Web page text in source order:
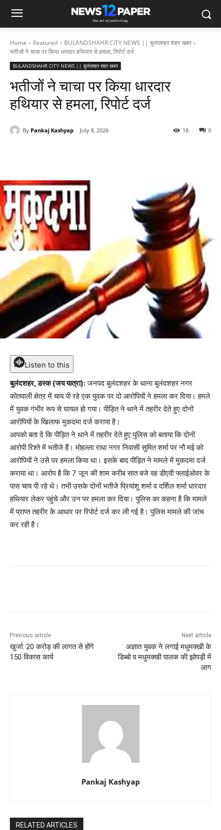
Home Featured
BULANDSHAHR CITY NEWS || बुलंदशहर शहर खबर
भतीजों ने चाचा पर किया धारदार हथियार से हमला, रिपोर्ट दर्ज
BULANDSHAHR CITY NEWS || बुलंदशहर शहर खबर
भतीजों ने चाचा पर किया धारदार
हथियार से हमला, रिपोर्ट दर्ज
By Pankaj Kashyap July 8, 2026 0
18
Listen to this
बुलंदशहर, डस्क (जय यात्रा):जनपद बुलंदशहर के थाना बुलंदशहर नगर
कोतवाली क्षेत्र में चाय पी रहे एक युवक पर दो आरोपियों ने हमला कर दिया। हमले
में युवक गंभीर रूप से घायल हो गया। पीड़ित ने थाने में तहरीर देते हुए दोनों
आरोपियों के खिलाफ मुकदमा दर्ज कराया है।
आपको बता दें कि पीड़ित ने थाने में तहरीर देते हुए पुलिस को बताया कि दोनों
आरोपी रिश्ते में भतीजे हैं। मोहल्ला राधा नगर निवासी सुमित शर्मा पर नौ मई को
आरोपियों ने उसे पर हमला किया था। इसके बाद पीड़ित ने मामले में मुकदमा दर्ज
कराया था। आरोप है कि 7 जून की शाम करीब सात बजे वह डीएवी फ्लाईओवर के
पास चाय पी रहे थे। तभी उसके दोनों भतीजे प्रियांशु शर्मा व दर्शिल शर्मा धारदार
हथियार लेकर पहुंचे और उन पर हमला कर दिया। पुलिस का कहना है कि मामले
में प्राप्त तहरीर के आधार पर रिपोर्ट दर्ज कर ली गई है। पुलिस मामले की जांच
कर रही है।
Previous article
खुर्जा: 20 करोड़ की लागत से होंगे
150 विकास कार्य
Next article
अज्ञात युवक ने लगाई मधुमक्खी के
डिब्बो व मधुमक्खी पालक की झोपड़ी में
आग
Pankaj Kashyap
RELATED ARTICLES